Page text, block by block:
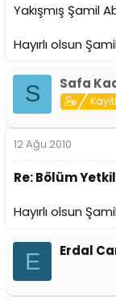
Yakışmış Şamil
Hayırlı olsun
S Safa
12 Ağu 2010
Re: Bölüm
Hayırlı olsun
E Erdal